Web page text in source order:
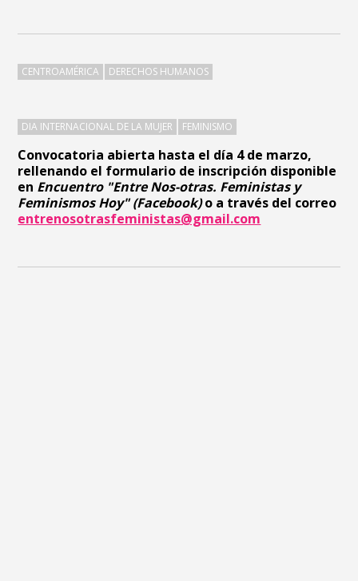
Convocatoria abierta hasta el día 4 de marzo,
rellenando el formulario de inscripción disponible
en Encuentro "Entre Nos-otras. Feministas y
Feminismos Hoy" (Facebook)o a través del correo
entrenosotrasfeministas@gmail.com
CENTROAMÉRICA DERECHOS HUMANOS
DIA INTERNACIONAL DE LA MUJER FEMINISMO